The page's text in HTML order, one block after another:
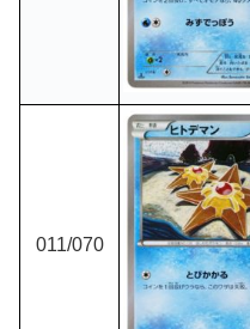
011/070